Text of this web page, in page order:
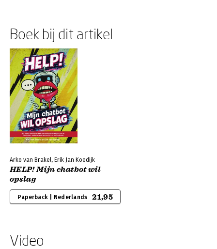
Boek bij dit artikel
Arko van Brakel, Erik Jan Koedijk
HELP! Mijn chatbot wil
opslag
Paperback | Nederlands 21,95
Video